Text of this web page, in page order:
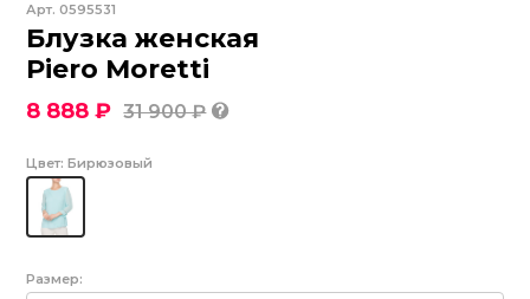
Арт.0595531
Блузка женская
Piero Moretti
8 888 ₽ 31 900 ₽
Цвет: Бирюзовый
Размер: